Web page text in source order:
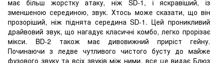
має більш жорстку атаку, ніж SD-1, і яскравіший, із
зменшеною серединою, звук. Хтось може сказати, що він
прозоріший, ніж піднята середина SD-1. Цей проникливий
драйвовий звук, що нагадує класичні комбо, легко прорізає
мікси. BD-2 також має дивовижний приріст гейну.
Починаючи з ледве чутливого чистого бусту до майже
фузового звуку та всіх звуків між ними, все це видає Блюз